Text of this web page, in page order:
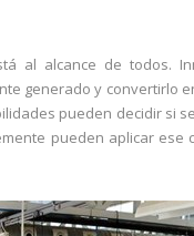
al alcance de todos.
generado y convertirlo
pueden decidir si
pueden aplicar ese